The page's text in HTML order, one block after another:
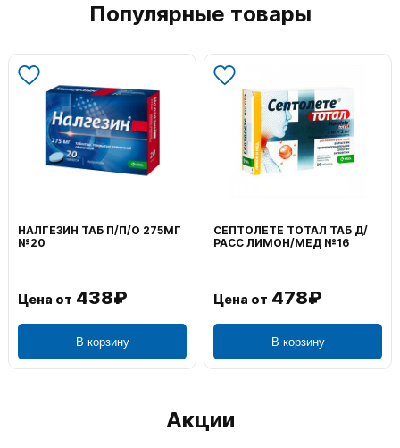
Популярные товары
ВОЛЬТАРЕН ЭМУЛЬГЕЛЬ
НАРУЖ 2% 100Г
Цена от1 106₽
В корзину
ФЕНИСТИЛ ГЕЛЬ НАРУЖ
0,1% 50Г
Цена от749₽
В корзину
Акции